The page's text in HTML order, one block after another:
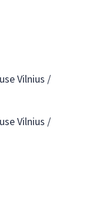
Vilnius /
Vilnius /